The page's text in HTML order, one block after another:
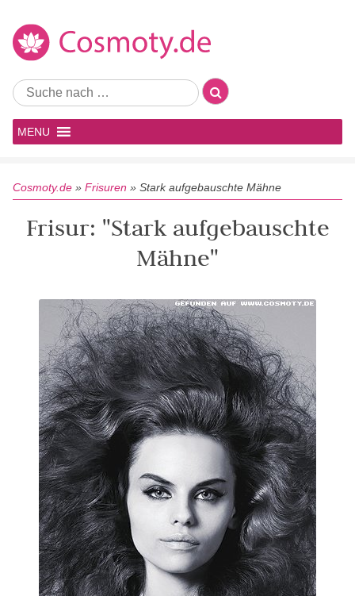
MENU
Cosmoty.de » Frisuren » Stark aufgebauschte Mähne
Frisur: "Stark aufgebauschte
Mähne"